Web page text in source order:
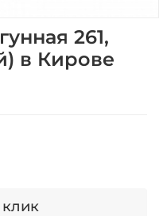
261,
в Кирове
клик